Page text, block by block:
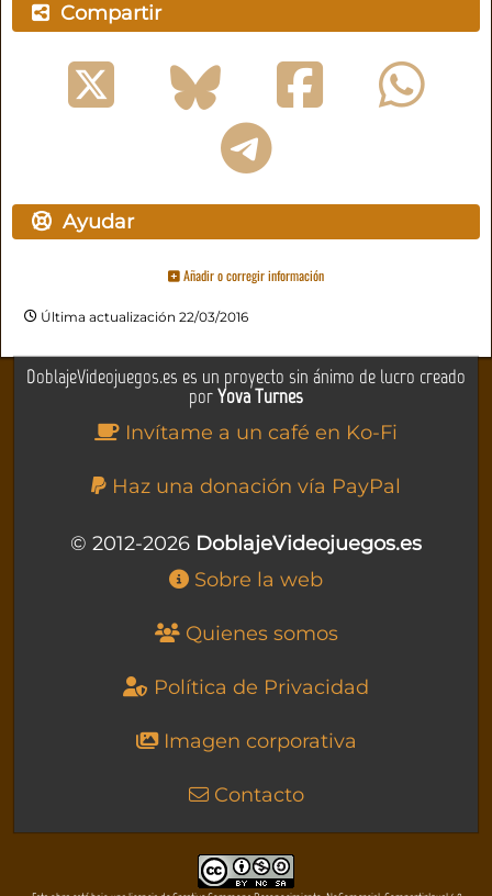
Compartir
Ayudar
Añadir o corregir información
Última actualización 22/03/2016
DoblajeVideojuegos.es es un proyecto sin ánimo de lucro creado
porYova Turnes
Invítame a un café en Ko-Fi
Haz una donación vía PayPal
© 2012-2026 DoblajeVideojuegos.es
Sobre la web
Quienes somos
Política de Privacidad
Imagen corporativa
Contacto